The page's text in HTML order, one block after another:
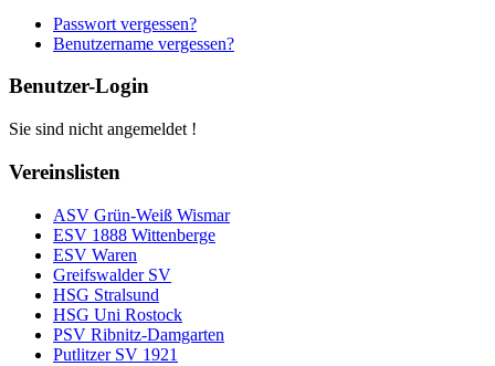
Passwort vergessen?
Benutzername vergessen?
Benutzer-Login
Sie sind nicht angemeldet !
Vereinslisten
ASV Grün-Weiß Wismar
ESV 1888 Wittenberge
ESV Waren
Greifswalder SV
HSG Stralsund
HSG Uni Rostock
PSV Ribnitz-Damgarten
Putlitzer SV 1921